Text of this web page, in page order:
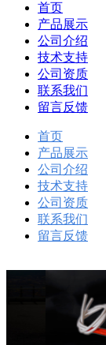
首页
产品展示
公司介绍
技术支持
公司资质
联系我们
留言反馈
首页
产品展示
公司介绍
技术支持
公司资质
联系我们
留言反馈